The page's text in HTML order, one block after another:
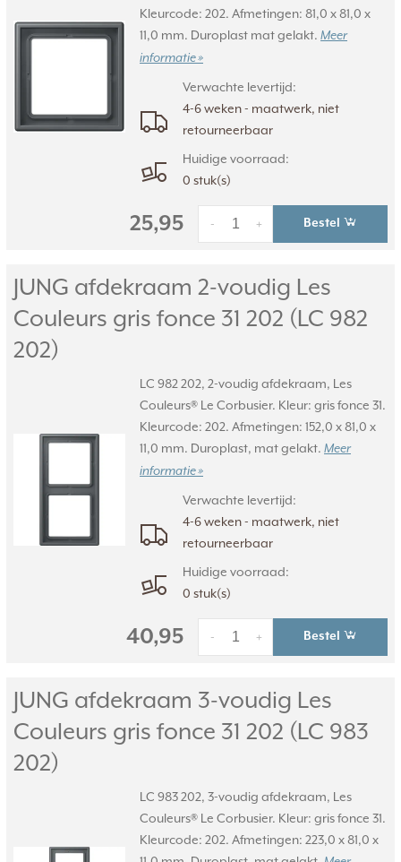
Kleurcode: 202. Afmetingen: 81,0 x 81,0 x
11,0 mm. Duroplast mat gelakt. Meer
informatie »
Verwachte levertijd:
4-6 weken - maatwerk, niet
retourneerbaar
Huidige voorraad:
0 stuk(s)
25,95 +
- Bestel
JUNG afdekraam 2-voudig Les
Couleurs gris fonce 31 202 (LC 982
202)
LC 982 202, 2-voudig afdekraam, Les
Couleurs® Le Corbusier. Kleur: gris fonce 31.
Kleurcode: 202. Afmetingen: 152,0 x 81,0 x
11,0 mm. Duroplast, mat gelakt. Meer
informatie »
Verwachte levertijd:
4-6 weken - maatwerk, niet
retourneerbaar
Huidige voorraad:
0 stuk(s)
40,95 +
- Bestel
JUNG afdekraam 3-voudig Les
Couleurs gris fonce 31 202 (LC 983
202)
LC 983 202, 3-voudig afdekraam, Les
Couleurs® Le Corbusier. Kleur: gris fonce 31.
Kleurcode: 202. Afmetingen: 223,0 x 81,0 x